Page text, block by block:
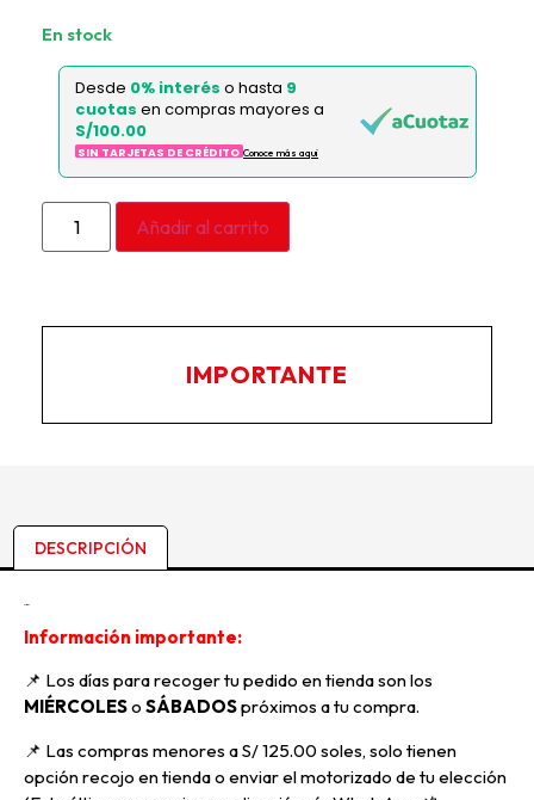
4 disponibles
Desde 0% interés o hasta 9
cuotas en compras mayores a
S/100.00
SIN TARJETAS DE CRÉDITO Conoce más aqui
Añadir al carrito
IMPORTANTE
DESCRIPCIÓN
Información importante:
📌 Los días para recoger tu pedido en tienda son los
MIÉRCOLESo SÁBADOSpróximos a tu compra.
📌 Las compras menores a S/ 125.00 soles, solo tienen
opción recojo en tienda o enviar el motorizado de tu elección